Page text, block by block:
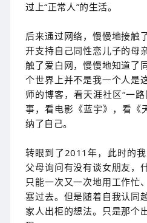
过上“正常人”的生活。
后来通过网络，慢慢地接触
开支持自己同性恋儿子的母
触了爱白网，慢慢地知道了
个世界上并不是我一个人是
师的博客，看天涯社区“一
事，看电影《蓝宇》，看《
纳了自己。
转眼到了2011年，此时的
父母询问有没有谈女朋友，
只能一次又一次地用工作忙
塞过去。但是随着自我认同
家人出柜的想法。只是那个